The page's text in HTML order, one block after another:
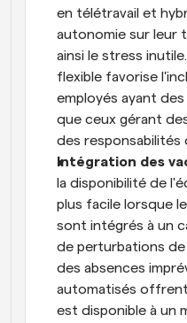
en télétravail et
autonomie sur leur
ainsi le stress
flexible favorise
employés ayant
que ceux gérant
des responsabilités
Intégration des
la disponibilité de
plus facile lorsque
sont intégrés à un
de perturbations
des absences
automatisés
est disponible à un